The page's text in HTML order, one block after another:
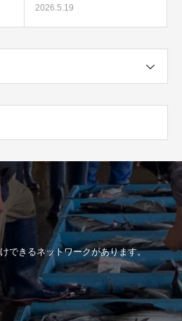
2026.5.19
できるネットワークがあります。